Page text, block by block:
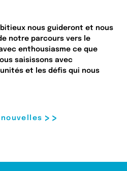
nous guideront et nous
notre parcours vers le
enthousiasme ce que
saisissons avec
et les défis qui nous